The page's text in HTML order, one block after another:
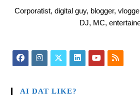
Corporatist, digital guy, blogger,
DJ, MC,
AI DAT LIKE?